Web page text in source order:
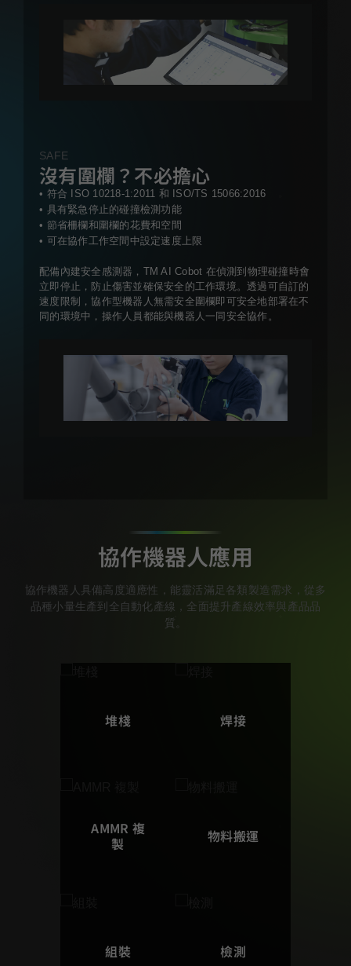
SAFE
沒有圍欄？不必擔心
• 符合 ISO 10218-1:2011 和 ISO/TS 15066:2016
• 具有緊急停止的碰撞檢測功能
• 節省柵欄和圍欄的花費和空間
• 可在協作工作空間中設定速度上限
配備內建安全感測器，TM AI Cobot 在偵測到物理碰撞時會
立即停止，防止傷害並確保安全的工作環境。透過可自訂的
速度限制，協作型機器人無需安全圍欄即可安全地部署在不
同的環境中，操作人員都能與機器人一同安全協作。
協作機器人應用
協作機器人具備高度適應性，能靈活滿足各類製造需求，從多
品種小量生產到全自動化產線，全面提升產線效率與產品品
質。
堆棧 焊接
AMMR 複
製
物料搬運
組裝 檢測